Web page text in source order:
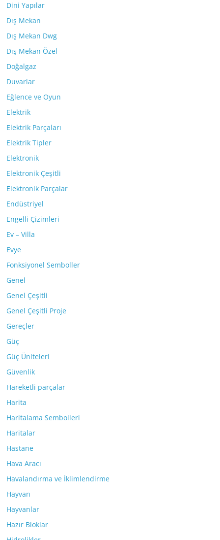
Dini Yapılar
Dış Mekan
Dış Mekan Dwg
Dış Mekan Özel
Doğalgaz
Duvarlar
Eğlence ve Oyun
Elektrik
Elektrik Parçaları
Elektrik Tipler
Elektronik
Elektronik Çeşitli
Elektronik Parçalar
Endüstriyel
Engelli Çizimleri
Ev – Villa
Evye
Fonksiyonel Semboller
Genel
Genel Çeşitli
Genel Çeşitli Proje
Gereçler
Güç
Güç Üniteleri
Güvenlik
Hareketli parçalar
Harita
Haritalama Sembolleri
Haritalar
Hastane
Hava Aracı
Havalandırma ve İklimlendirme
Hayvan
Hayvanlar
Hazır Bloklar